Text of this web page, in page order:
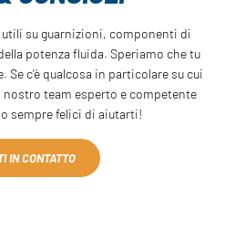
su guarnizioni, componenti di
potenza fluida. Speriamo che tu
c'è qualcosa in particolare su cui
team esperto e competente
sempre felici di aiutarti!
IN CONTATTO